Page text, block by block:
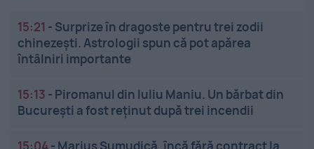
15:21 - Surprize în dragoste pentru trei zodii
chinezești. Astrologii spun că pot apărea
întâlniri importante
15:13 - Piromanul din Iuliu Maniu. Un bărbat din
București a fost reținut după trei incendii